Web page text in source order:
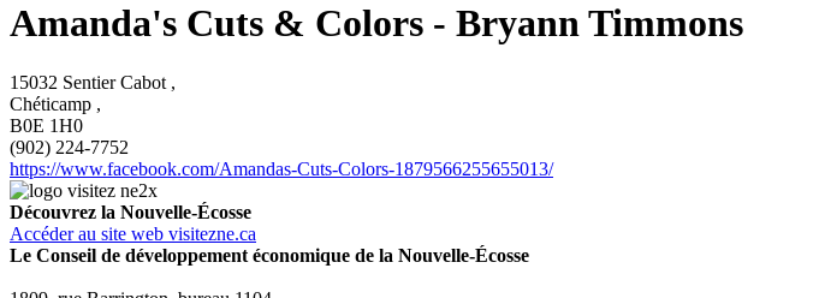
Amanda's Cuts & Colors - Bryann Timmons
15032 Sentier Cabot ,
Chéticamp ,
B0E 1H0
(902) 224-7752
https://www.facebook.com/Amandas-Cuts-Colors-1879566255655013/
Découvrez la Nouvelle-Écosse
Accéder au site web visitezne.ca
Le Conseil de développement économique de la Nouvelle-Écosse